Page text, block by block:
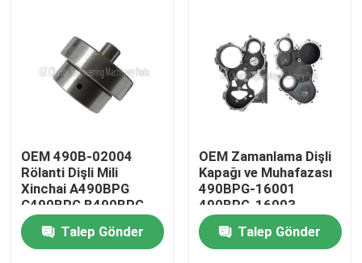
Evde
OEM 490B-02004
Rölanti Dişli Mili
Xinchai A490BPG
C490BPG B490BPG
A495BPG A498BPG
4D27G31 Motorları
için 3 Ay Garantili
Talep Gönder
OEM Zamanlama Dişli
Kapağı ve Muhafazası
490BPG-16001
490BPG-16003
Xinchai A490BPG
4D27G31 Forklift için
Talep Gönder